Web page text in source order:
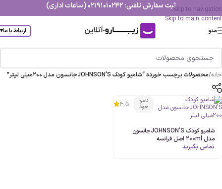
Skip to navigation
Skip to main content
ثبت سفارش تلفنی: 02191010242 (ساعات اداری)
منو ارتباط با ما▾
خانه/محصولات برچسب خورده “شامپو کودک JOHNSON'Sجانسون مدل 200میلی لیتر”
نامو
جود
4.5
شامپو کودک JOHNSON’Sجانسون
مدل 200ml اصل فرانسه
تماس بگیرید